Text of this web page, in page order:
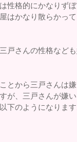
性格的にかなりず
はかなり散らかっ
戸さんの性格など
とから三戸さんは
が、三戸さんが嫌
下のようになります